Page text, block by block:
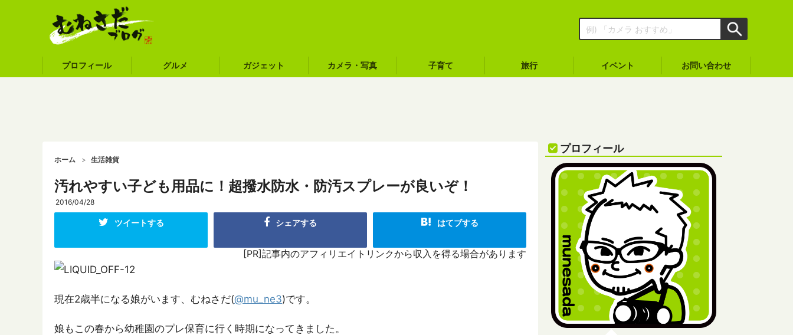
プロフィール グルメ ガジェット カメラ・写真 子育て 旅行 イベント お問い合わせ
ホーム 生活雑貨
汚れやすい子ども用品に！超撥水防水・防汚スプレーが良いぞ！
2016/04/28
ツイートする シェアする はてブする
[PR]記事内のアフィリエイトリンクから収入を得る場合があります
現在2歳半になる娘がいます、むねさだ(@mu_ne3)です。
娘もこの春から幼稚園のプレ保育に行く時期になってきました。
プロフィール